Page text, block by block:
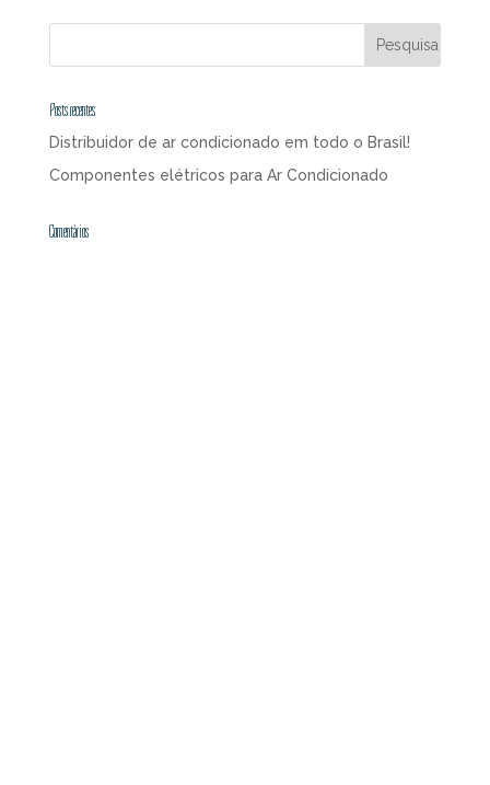
Posts recentes
Distribuidor de ar condicionado em todo o Brasil!
Componentes elétricos para Ar Condicionado
Comentários